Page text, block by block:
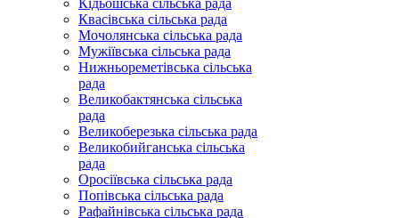
Кідьошська сільська рада
Квасівська сільська рада
Мочолянська сільська рада
Мужіївська сільська рада
Нижньореметівська сільська
рада
Великобактянська сільська
рада
Великоберезька сільська рада
Великобийганська сільська
рада
Оросіївська сільська рада
Попівська сільська рада
Рафайнівська сільська рада